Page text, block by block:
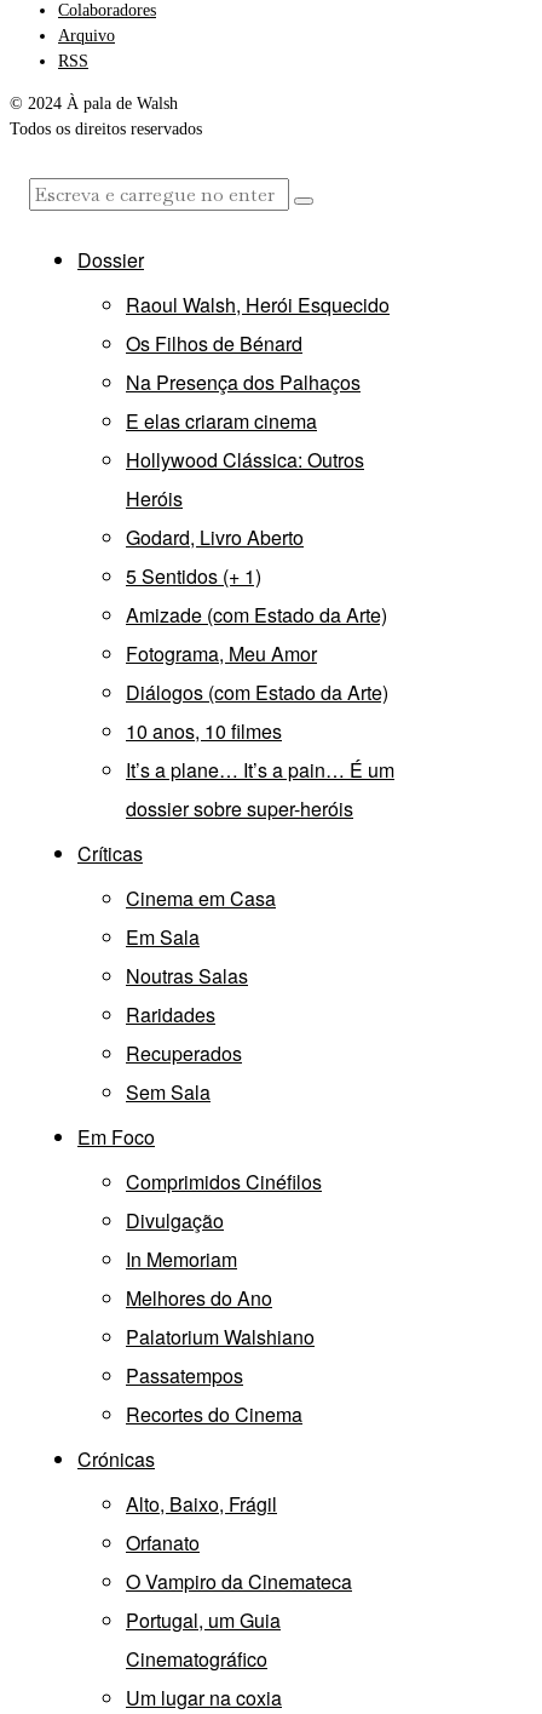
Colaboradores
Arquivo
RSS
© 2024 À pala de Walsh
Todos os direitos reservados
Dossier
Raoul Walsh, Herói Esquecido
Os Filhos de Bénard
Na Presença dos Palhaços
E elas criaram cinema
Hollywood Clássica: Outros
Heróis
Godard, Livro Aberto
5 Sentidos (+ 1)
Amizade (com Estado da Arte)
Fotograma, Meu Amor
Diálogos (com Estado da Arte)
10 anos, 10 filmes
It’s a plane… It’s a pain… É um
dossier sobre super-heróis
Críticas
Cinema em Casa
Em Sala
Noutras Salas
Raridades
Recuperados
Sem Sala
Em Foco
Comprimidos Cinéfilos
Divulgação
In Memoriam
Melhores do Ano
Palatorium Walshiano
Passatempos
Recortes do Cinema
Crónicas
Alto, Baixo, Frágil
Orfanato
O Vampiro da Cinemateca
Portugal, um Guia
Cinematográfico
Um lugar na coxia